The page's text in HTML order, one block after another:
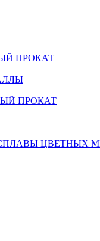
ПРОКАТ
ПРОКАТ
ЦВЕТНЫХ